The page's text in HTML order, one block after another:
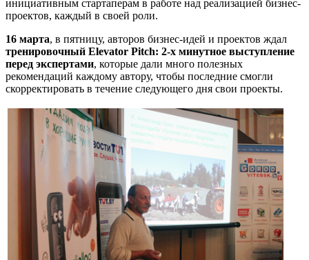
инициативным стартаперам в работе над реализацией бизнес-
проектов, каждый в своей роли.
16 марта, в пятницу, авторов бизнес-идей и проектов ждал
тренировочный Elevator Pitch: 2-х минутное выступление
перед экспертами, которые дали много полезных
рекомендаций каждому автору, чтобы последние смогли
скорректировать в течение следующего дня свои проекты.